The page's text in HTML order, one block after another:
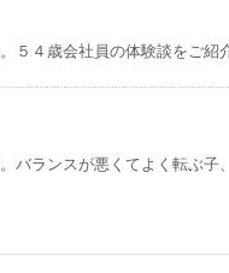
。５４歳会社員の体験談を
バランスが悪くてよく転ぶ子